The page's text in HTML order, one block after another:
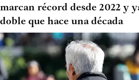
marcan récord desde 2022 y
doble que hace una década